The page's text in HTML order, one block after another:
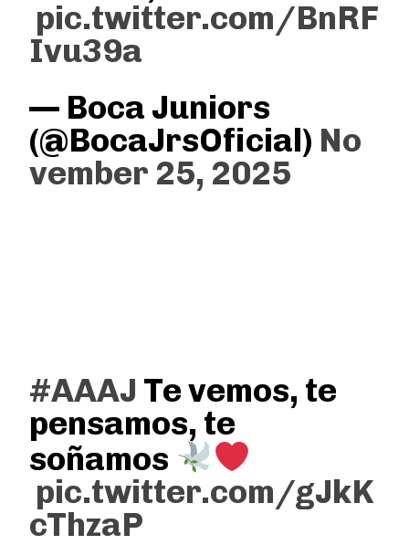
pic.twitter.com/BnRF
Ivu39a
— Boca Juniors
(@BocaJrsOficial) No
vember 25, 2025
#AAAJ Te vemos, te
pensamos, te
soñamos
pic.twitter.com/gJkK
cThzaP